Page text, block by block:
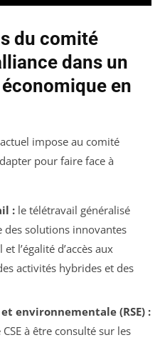
du comité
dans un
en
impose au comité
pour faire face à
:le télétravail généralisé
des solutions innovantes
l’égalité d’accès aux
activités hybrides et des
environnementale (RSE) :
à être consulté sur les